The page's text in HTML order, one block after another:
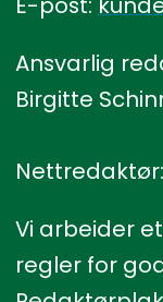
Ansvarlig
Birgitte
Vi arbeider
regler for